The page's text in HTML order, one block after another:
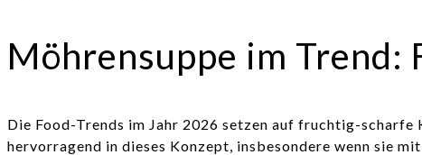
Möhrensuppe im
Die Food-Trends im Jahr 2026 setzen auf fruchtig-
hervorragend in dieses Konzept, insbesondere wenn sie